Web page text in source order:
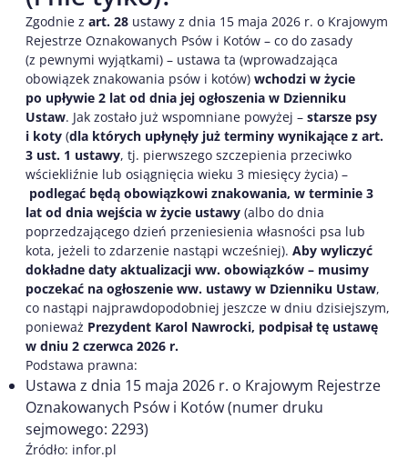
Zgodnie z art. 28 ustawy z dnia 15 maja 2026 r. o Krajowym
Rejestrze Oznakowanych Psów i Kotów – co do zasady
(z pewnymi wyjątkami) – ustawa ta (wprowadzająca
obowiązek znakowania psów i kotów) wchodzi w życie
po upływie 2 lat od dnia jej ogłoszenia w Dzienniku
Ustaw. Jak zostało już wspomniane powyżej – starsze psy
i koty (dla których upłynęły już terminy wynikające z art.
3 ust. 1 ustawy, tj. pierwszego szczepienia przeciwko
wściekliźnie lub osiągnięcia wieku 3 miesięcy życia) –
podlegać będą obowiązkowi znakowania, w terminie 3
lat od dnia wejścia w życie ustawy (albo do dnia
poprzedzającego dzień przeniesienia własności psa lub
kota, jeżeli to zdarzenie nastąpi wcześniej). Aby wyliczyć
dokładne daty aktualizacji ww. obowiązków – musimy
poczekać na ogłoszenie ww. ustawy w Dzienniku Ustaw,
co nastąpi najprawdopodobniej jeszcze w dniu dzisiejszym,
ponieważ Prezydent Karol Nawrocki, podpisał tę ustawę
w dniu 2 czerwca 2026 r.
Podstawa prawna:
Ustawa z dnia 15 maja 2026 r. o Krajowym Rejestrze
Oznakowanych Psów i Kotów (numer druku
sejmowego: 2293)
Źródło: infor.pl